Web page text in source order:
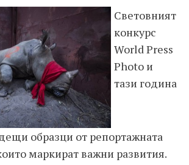
Световният
конкурс
World Press
Photo и
тази година
образци от репортажната
маркират важни развития.